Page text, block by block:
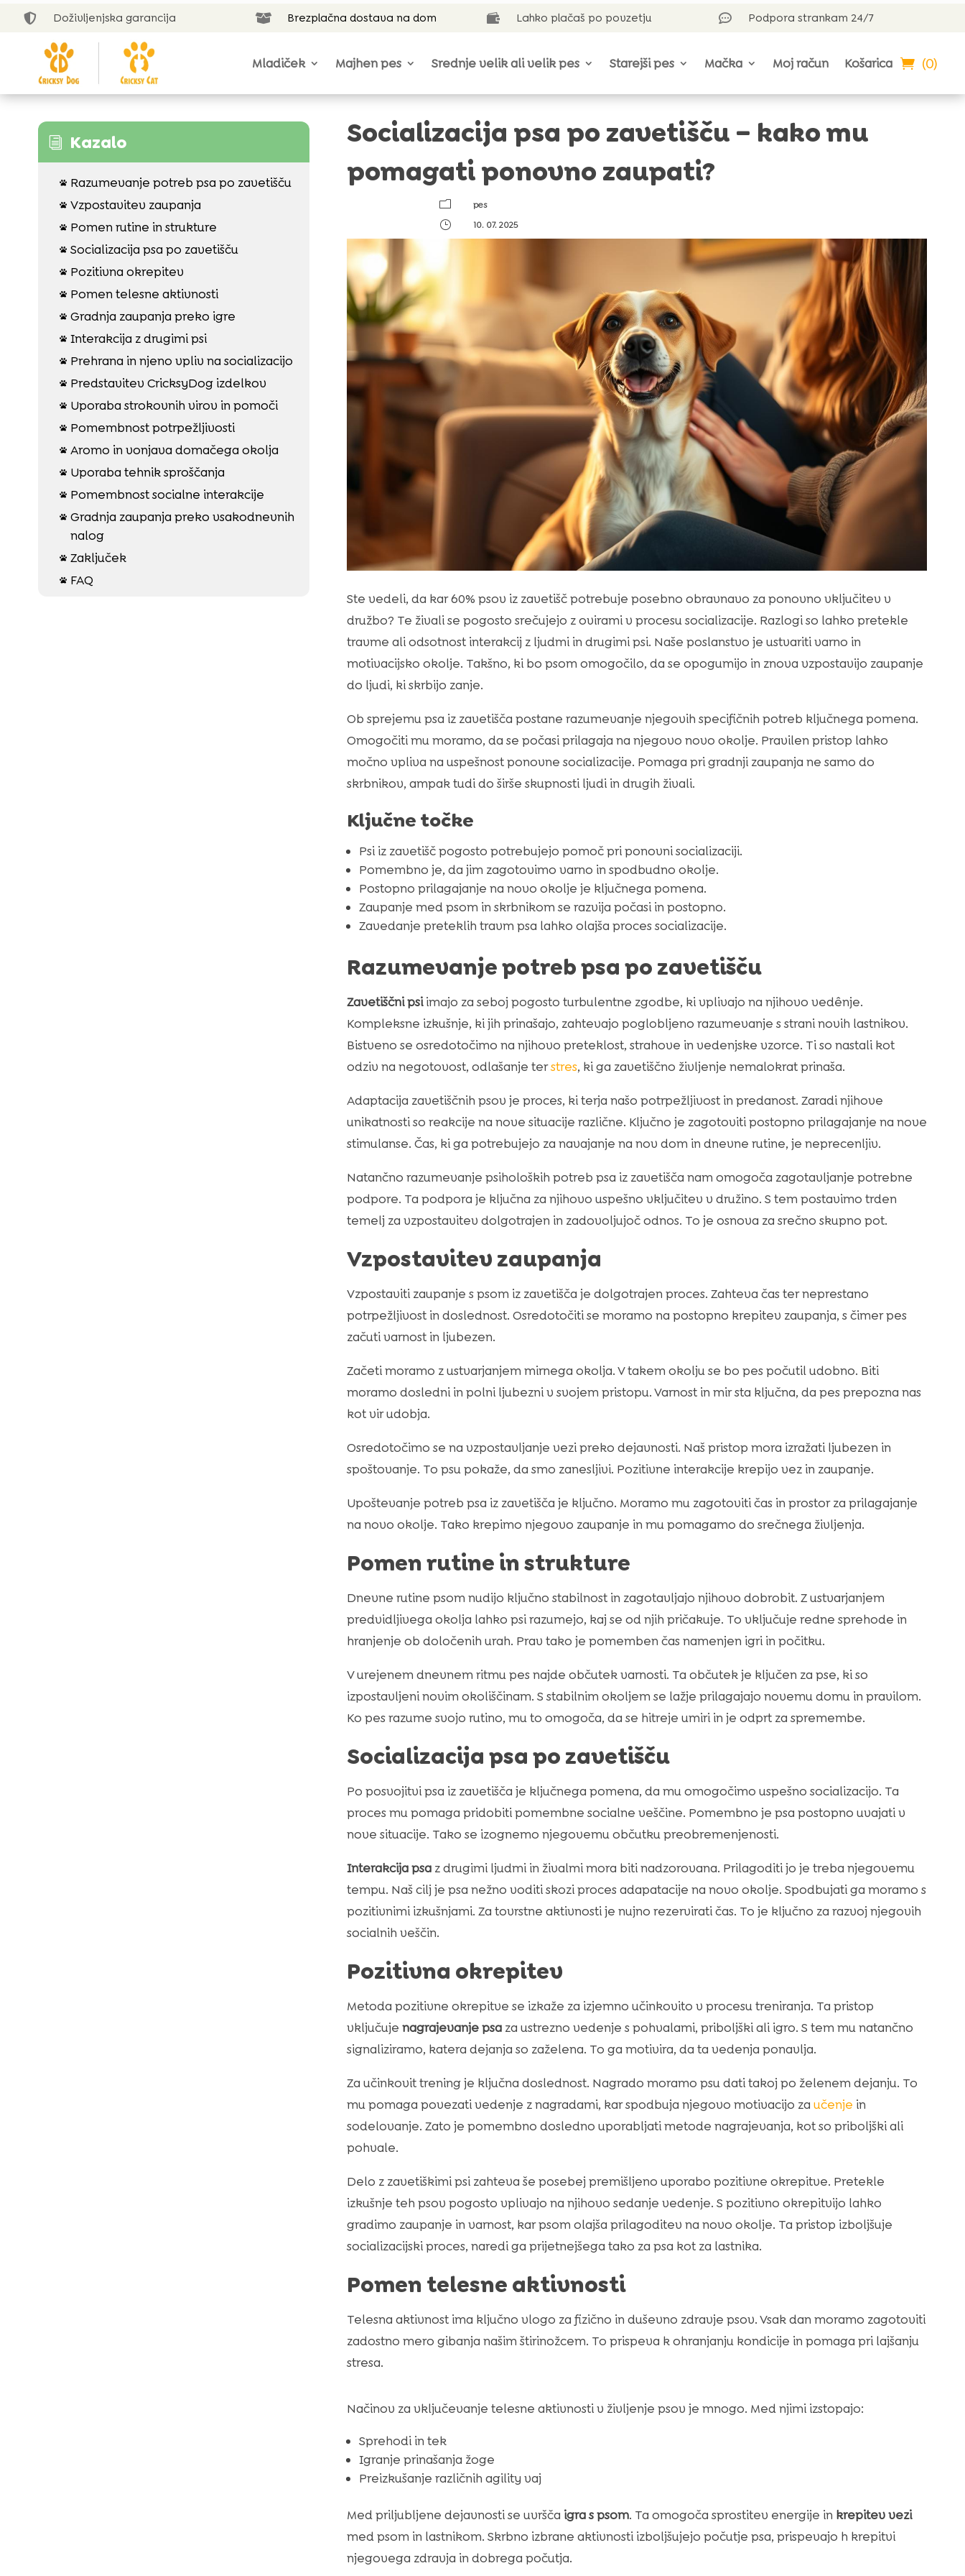
 Doživljenjska garancija  Brezplačna dostava na dom  Lahko plačaš po povzetju  Podpora strankam 24/7
Mladiček Majhen pes Srednje velik ali velik pes Starejši pes Mačka Moj račun Košarica (0)
i Kazalo
 Razumevanje potreb psa po zavetišču
 Vzpostavitev zaupanja
 Pomen rutine in strukture
 Socializacija psa po zavetišču
 Pozitivna okrepitev
 Pomen telesne aktivnosti
 Gradnja zaupanja preko igre
 Interakcija z drugimi psi
 Prehrana in njeno vpliv na socializacijo
 Predstavitev CricksyDog izdelkov
 Uporaba strokovnih virov in pomoči
 Pomembnost potrpežljivosti
 Aromo in vonjava domačega okolja
 Uporaba tehnik sproščanja
 Pomembnost socialne interakcije
 Gradnja zaupanja preko vsakodnevnih
nalog
 Zaključek
 FAQ
Socializacija psa po zavetišču – kako mu
pomagati ponovno zaupati?
m
pes
}
10. 07. 2025
Ste vedeli, da kar 60% psov iz zavetišč potrebuje posebno obravnavo za ponovno vključitev v
družbo? Te živali se pogosto srečujejo z ovirami v procesu socializacije. Razlogi so lahko pretekle
travme ali odsotnost interakcij z ljudmi in drugimi psi. Naše poslanstvo je ustvariti varno in
motivacijsko okolje. Takšno, ki bo psom omogočilo, da se opogumijo in znova vzpostavijo zaupanje
do ljudi, ki skrbijo zanje.
Ob sprejemu psa iz zavetišča postane razumevanje njegovih specifičnih potreb ključnega pomena.
Omogočiti mu moramo, da se počasi prilagaja na njegovo novo okolje. Pravilen pristop lahko
močno vpliva na uspešnost ponovne socializacije. Pomaga pri gradnji zaupanja ne samo do
skrbnikov, ampak tudi do širše skupnosti ljudi in drugih živali.
Ključne točke
Psi iz zavetišč pogosto potrebujejo pomoč pri ponovni socializaciji.
Pomembno je, da jim zagotovimo varno in spodbudno okolje.
Postopno prilagajanje na novo okolje je ključnega pomena.
Zaupanje med psom in skrbnikom se razvija počasi in postopno.
Zavedanje preteklih travm psa lahko olajša proces socializacije.
Razumevanje potreb psa po zavetišču
Zavetiščni psiimajo za seboj pogosto turbulentne zgodbe, ki vplivajo na njihovo vedênje.
Kompleksne izkušnje, ki jih prinašajo, zahtevajo poglobljeno razumevanje s strani novih lastnikov.
Bistveno se osredotočimo na njihovo preteklost, strahove in vedenjske vzorce. Ti so nastali kot
odziv na negotovost, odlašanje terstres, ki ga zavetiščno življenje nemalokrat prinaša.
Adaptacija zavetiščnih psov je proces, ki terja našo potrpežljivost in predanost. Zaradi njihove
unikatnosti so reakcije na nove situacije različne. Ključno je zagotoviti postopno prilagajanje na nove
stimulanse. Čas, ki ga potrebujejo za navajanje na nov dom in dnevne rutine, je neprecenljiv.
Natančno razumevanje psiholoških potreb psa iz zavetišča nam omogoča zagotavljanje potrebne
podpore. Ta podpora je ključna za njihovo uspešno vključitev v družino. S tem postavimo trden
temelj za vzpostavitev dolgotrajen in zadovoljujoč odnos. To je osnova za srečno skupno pot.
Vzpostavitev zaupanja
Vzpostaviti zaupanje s psom iz zavetišča je dolgotrajen proces. Zahteva čas ter neprestano
potrpežljivost in doslednost. Osredotočiti se moramo na postopno krepitev zaupanja, s čimer pes
začuti varnost in ljubezen.
Začeti moramo z ustvarjanjem mirnega okolja. V takem okolju se bo pes počutil udobno. Biti
moramo dosledni in polni ljubezni v svojem pristopu. Varnost in mir sta ključna, da pes prepozna nas
kot vir udobja.
Osredotočimo se na vzpostavljanje vezi preko dejavnosti. Naš pristop mora izražati ljubezen in
spoštovanje. To psu pokaže, da smo zanesljivi. Pozitivne interakcije krepijo vez in zaupanje.
Upoštevanje potreb psa iz zavetišča je ključno. Moramo mu zagotoviti čas in prostor za prilagajanje
na novo okolje. Tako krepimo njegovo zaupanje in mu pomagamo do srečnega življenja.
Pomen rutine in strukture
Dnevne rutine psom nudijo ključno stabilnost in zagotavljajo njihovo dobrobit. Z ustvarjanjem
predvidljivega okolja lahko psi razumejo, kaj se od njih pričakuje. To vključuje redne sprehode in
hranjenje ob določenih urah. Prav tako je pomemben čas namenjen igri in počitku.
V urejenem dnevnem ritmu pes najde občutek varnosti. Ta občutek je ključen za pse, ki so
izpostavljeni novim okoliščinam. S stabilnim okoljem se lažje prilagajajo novemu domu in pravilom.
Ko pes razume svojo rutino, mu to omogoča, da se hitreje umiri in je odprt za spremembe.
Socializacija psa po zavetišču
Po posvojitvi psa iz zavetišča je ključnega pomena, da mu omogočimo uspešno socializacijo. Ta
proces mu pomaga pridobiti pomembne socialne veščine. Pomembno je psa postopno uvajati v
nove situacije. Tako se izognemo njegovemu občutku preobremenjenosti.
Interakcija psaz drugimi ljudmi in živalmi mora biti nadzorovana. Prilagoditi jo je treba njegovemu
tempu. Naš cilj je psa nežno voditi skozi proces adapatacije na novo okolje. Spodbujati ga moramo s
pozitivnimi izkušnjami. Za tovrstne aktivnosti je nujno rezervirati čas. To je ključno za razvoj njegovih
socialnih veščin.
Pozitivna okrepitev
Metoda pozitivne okrepitve se izkaže za izjemno učinkovito v procesu treniranja. Ta pristop
vključuje nagrajevanje psaza ustrezno vedenje s pohvalami, priboljški ali igro. S tem mu natančno
signaliziramo, katera dejanja so zaželena. To ga motivira, da ta vedenja ponavlja.
Za učinkovit trening je ključna doslednost. Nagrado moramo psu dati takoj po želenem dejanju. To
mu pomaga povezati vedenje z nagradami, kar spodbuja njegovo motivacijo za učenje in
sodelovanje. Zato je pomembno dosledno uporabljati metode nagrajevanja, kot so priboljški ali
pohvale.
Delo z zavetiškimi psi zahteva še posebej premišljeno uporabo pozitivne okrepitve. Pretekle
izkušnje teh psov pogosto vplivajo na njihovo sedanje vedenje. S pozitivno okrepitvijo lahko
gradimo zaupanje in varnost, kar psom olajša prilagoditev na novo okolje. Ta pristop izboljšuje
socializacijski proces, naredi ga prijetnejšega tako za psa kot za lastnika.
Pomen telesne aktivnosti
Telesna aktivnost ima ključno vlogo za fizično in duševno zdravje psov. Vsak dan moramo zagotoviti
zadostno mero gibanja našim štirinožcem. To prispeva k ohranjanju kondicije in pomaga pri lajšanju
stresa.
Načinov za vključevanje telesne aktivnosti v življenje psov je mnogo. Med njimi izstopajo:
Sprehodi in tek
Igranje prinašanja žoge
Preizkušanje različnih agility vaj
Med priljubljene dejavnosti se uvršča igra s psom. Ta omogoča sprostitev energije in krepitev vezi
med psom in lastnikom. Skrbno izbrane aktivnosti izboljšujejo počutje psa, prispevajo h krepitvi
njegovega zdravja in dobrega počutja.